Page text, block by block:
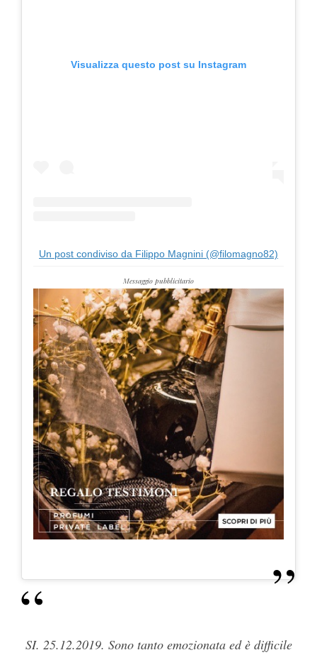
Visualizza questo post su Instagram
Un post condiviso da Filippo Magnini (@filomagno82)
Messaggio pubblicitario
SI. 25.12.2019. Sono tanto emozionata ed è difficile